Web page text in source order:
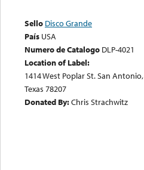
Sello Disco Grande
País USA
Numero de Catalogo DLP-4021
Location of Label:
1414 West Poplar St. San Antonio,
Texas 78207
Donated By:Chris Strachwitz